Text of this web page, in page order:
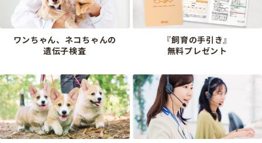
ワンちゃん、ネコちゃんの
遺伝子検査
『飼育の手引き』
無料プレゼント